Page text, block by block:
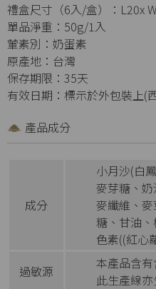
禮盒尺寸（6入/盒）：L20x
單品淨重：50g/1入
葷素別：奶蛋素
原產地：台灣
保存期限：35天
有效日期：標示於外包裝上(
產品成分
成分
小月沙(白
麥芽糖、
麥纖維、
糖、甘油
色素((紅心
過敏源
本產品含
此生產線